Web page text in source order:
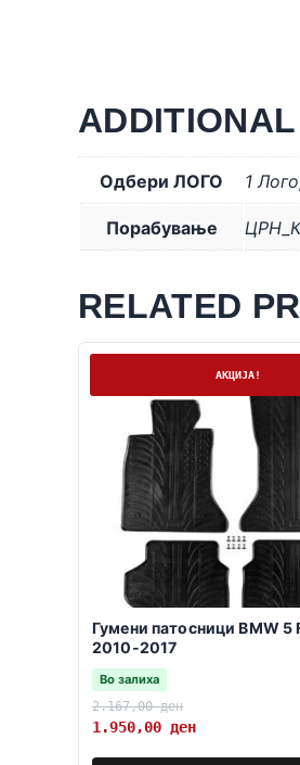
Одбери ЛОГО 1 Лого
Порабување
RELATED
АКЦИЈА!
Гумени патосници BMW 5
2010-2017
Во залиха
2.167,00ден
1.950,00 ден